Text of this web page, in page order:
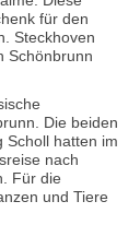
für den
Steckhoven
Schönbrunn
Die beiden
Scholl hatten im
nach
Für die
und Tiere